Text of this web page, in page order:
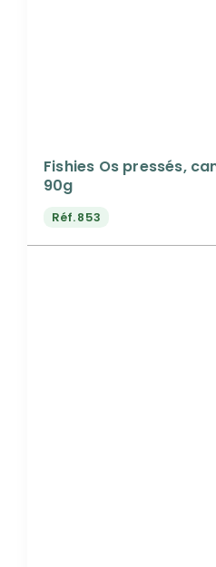
Fishies Os pressés,
90g
Réf.853